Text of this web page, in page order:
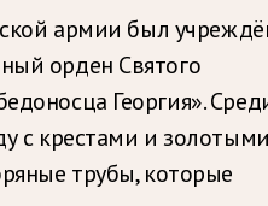
армии был
орден Святого
Георгия».
с крестами и
трубы, которые